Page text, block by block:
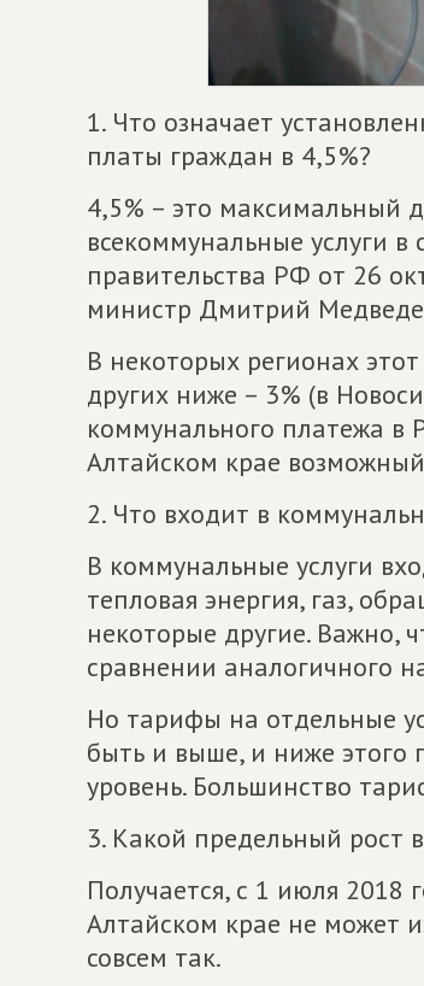
1. Что означает
платы граждан в 4,5%?
4,5% – это максимальный
всекоммунальные услуги
правительства РФ от 26
министр Дмитрий
В некоторых регионах
других ниже – 3% (в
коммунального платежа в
Алтайском крае
2. Что входит в
В коммунальные услуги
тепловая энергия, газ,
некоторые другие. Важно,
сравнении аналогичного
Но тарифы на отдельные
быть и выше, и ниже этого
уровень. Большинство
3. Какой предельный рост
Получается, с 1 июля 2018
Алтайском крае не может
совсем так.